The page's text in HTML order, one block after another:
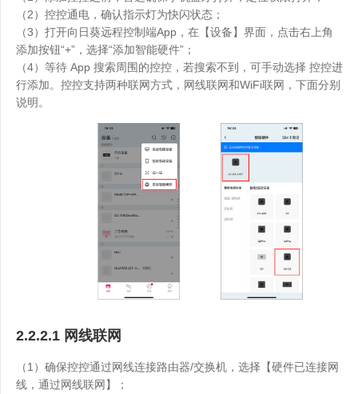
（2）控控通电，确认指示灯为快闪状态；
（3）打开向日葵远程控制端App，在【设备】界面，点击右上角
添加按钮“+”，选择“添加智能硬件”；
（4）等待 App 搜索周围的控控，若搜索不到，可手动选择 控控进
行添加。控控支持两种联网方式，网线联网和WiFi联网，下面分别
说明。
2.2.2.1 网线联网
（1）确保控控通过网线连接路由器/交换机，选择【硬件已连接网
线，通过网线联网】；